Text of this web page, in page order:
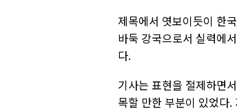
제목에서 엿보이듯이 한
바둑 강국으로서 실력에
다.
기사는 표현을 절제하면
목할 만한 부분이 있었다.